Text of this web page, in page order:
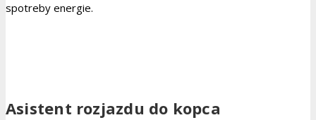
spotreby energie.
Asistent rozjazdu do kopca